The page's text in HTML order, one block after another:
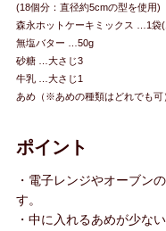
(18個分：直径約5cmの型を使用)
森永ホットケーキミックス …1袋
無塩バター …50g
砂糖 …大さじ3
牛乳 …大さじ1
あめ（※あめの種類はどれでも
ポイント
・電子レンジやオーブン
す。
・中に入れるあめが少な